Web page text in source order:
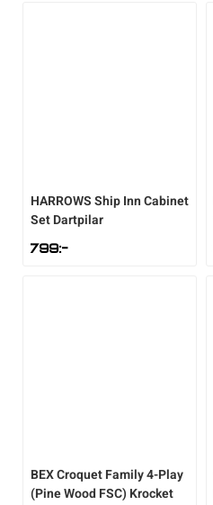
HARROWSShip Inn Cabinet
Set Dartpilar
799:-
BEXCroquet Family 4-Play
(Pine Wood FSC) Krocket